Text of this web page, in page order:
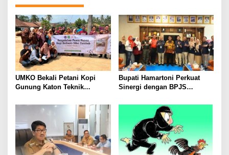
UMKO Bekali Petani Kopi
Gunung Katon Teknik
Jual Hasil Panen Meningkat
Bupati Hamartoni Perkuat
Sinergi dengan BPJS
Kesehatan Makin Cepat dan